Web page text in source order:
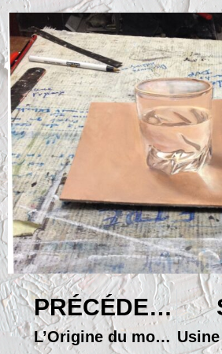
PRÉCÉDENT
L’Origine du monde version symbolique